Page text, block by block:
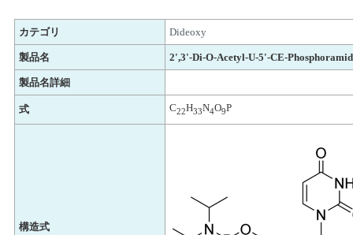
カテゴリ Dideoxy
製品名 2',3'-Di-O-Acetyl-U-5'-CE-
製品名詳細
式 C22H33N4O9P
構造式